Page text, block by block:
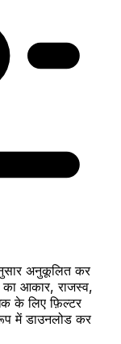
अनुकूलित कर
का आकार, राजस्व,
के लिए फ़िल्टर
में डाउनलोड कर